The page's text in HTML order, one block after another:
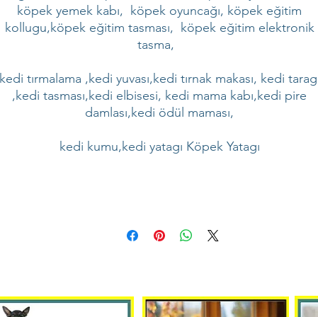
köpek yemek kabı, köpek oyuncağı, köpek eğitim
kollugu,köpek eğitim tasması, köpek eğitim elektronik
tasma,
kedi tırmalama ,kedi yuvası,kedi tırnak makası, kedi
,kedi tasması,kedi elbisesi, kedi mama kabı,kedi pire
damlası,kedi ödül maması,
kedi kumu,kedi yatagı Köpek Yatagı